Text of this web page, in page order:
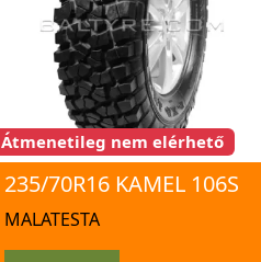
Átmenetileg nem elérhető
235/70R16 KAMEL 106S
MALATESTA